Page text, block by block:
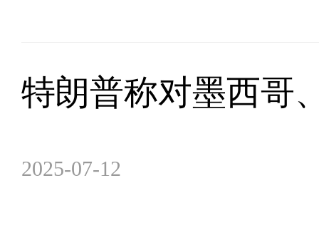
特朗普称对墨西哥
2025-07-12